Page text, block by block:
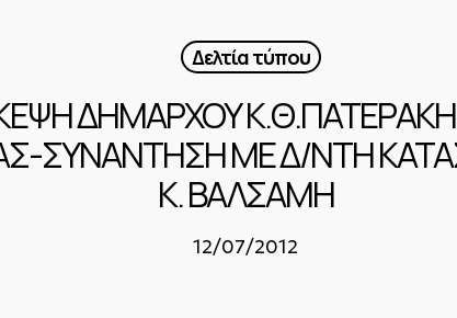
Δελτία τύπου
ΔΗΜΑΡΧΟΥ
ΣΥΝΑΝΤΗΣΗ ΜΕ Δ/ΝΤΗ
Κ. ΒΑΛΣΑΜΗ
12/07/2012